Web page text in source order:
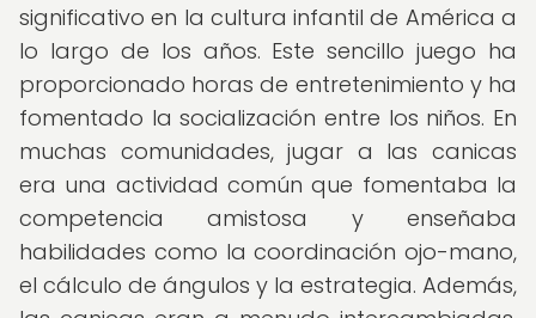
significativo en la cultura infantil de América a
lo largo de los años. Este sencillo juego ha
proporcionado horas de entretenimiento y ha
fomentado la socialización entre los niños. En
muchas comunidades, jugar a las canicas
era una actividad común que fomentaba la
competencia amistosa y enseñaba
habilidades como la coordinación ojo-mano,
el cálculo de ángulos y la estrategia. Además,